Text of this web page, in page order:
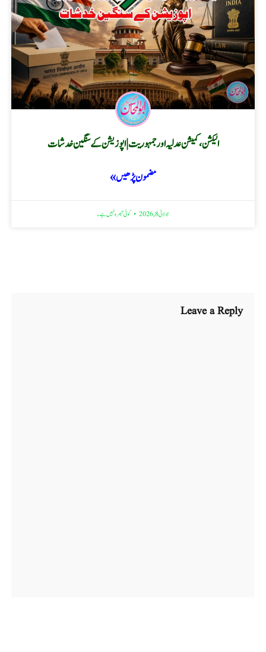
الیکشن، کمیشن عدلیہ اور جمہوریت | اپوزیشن کے سنگین خدشات
مضمون پڑھیں »
جولائی 8, 2026 کوئی تبصرہ نہیں ہے۔
Leave a Reply